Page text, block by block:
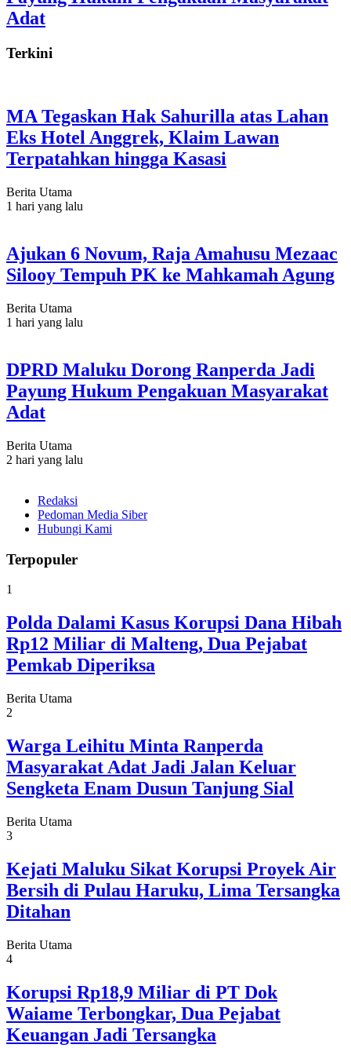
Adat
Terkini
MA Tegaskan Hak Sahurilla atas Lahan
Eks Hotel Anggrek, Klaim Lawan
Terpatahkan hingga Kasasi
Berita Utama
1 hari yang lalu
Ajukan 6 Novum, Raja Amahusu Mezaac
Silooy Tempuh PK ke Mahkamah Agung
Berita Utama
1 hari yang lalu
DPRD Maluku Dorong Ranperda Jadi
Payung Hukum Pengakuan Masyarakat
Adat
Berita Utama
2 hari yang lalu
Redaksi
Pedoman Media Siber
Hubungi Kami
Terpopuler
1
Polda Dalami Kasus Korupsi Dana Hibah
Rp12 Miliar di Malteng, Dua Pejabat
Pemkab Diperiksa
Berita Utama
2
Warga Leihitu Minta Ranperda
Masyarakat Adat Jadi Jalan Keluar
Sengketa Enam Dusun Tanjung Sial
Berita Utama
3
Kejati Maluku Sikat Korupsi Proyek Air
Bersih di Pulau Haruku, Lima Tersangka
Ditahan
Berita Utama
4
Korupsi Rp18,9 Miliar di PT Dok
Waiame Terbongkar, Dua Pejabat
Keuangan Jadi Tersangka